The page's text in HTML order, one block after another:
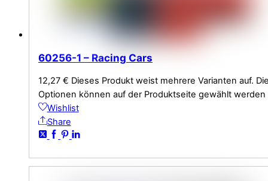
60256-1 – Racing Cars
12,27 € Dieses Produkt weist mehrere Varianten auf.
Optionen können auf der Produktseite gewählt werden
Wishlist
Share